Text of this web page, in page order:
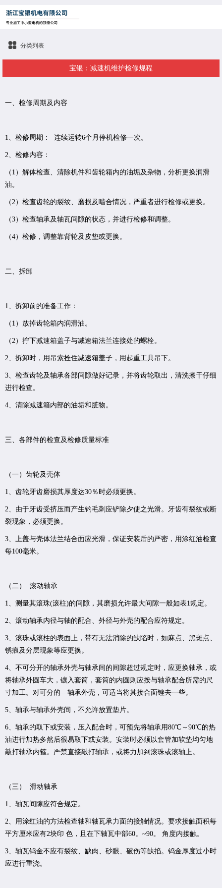
分类列表
宝银：减速机维护检修规程
一、检修周期及内容
1、检修周期： 连续运转6个月停机检修一次。
2、检修内容：
（1）解体检查、清除机件和齿轮箱内的油垢及杂物，分析更换润滑
油。
（2）检查齿轮的裂纹、磨损及啮合情况，严重者进行检修或更换。
（3）检查轴承及轴瓦间隙的状态，并进行检修和调整。
（4）检修，调整靠背轮及皮垫或更换。
二、拆卸
1、拆卸前的准备工作：
（1）放掉齿轮箱内润滑油。
（2）拧下减速箱盖子与减速箱法兰连接处的螺栓。
2、拆卸时，用吊索拴住减速箱盖子，用起重工具吊下。
3、检查齿轮及轴承各部间隙做好记录，并将齿轮取出，清洗擦干仔细
进行检查。
4、清除减速箱内部的油垢和脏物。
三、各部件的检查及检修质量标准
（一）齿轮及壳体
1、齿轮牙齿磨损其厚度达30％时必须更换。
2、由于牙齿受挤压而产生钓毛刺应铲除夕使之光滑。牙齿有裂纹或断
裂现象，必须更换。
3、上盖与壳体法兰结合面应光滑，保证安装后的严密，用涂红油检查
每100毫米。
（二） 滚动轴承
1、测量其滚珠(滚柱)的间隙，其磨损允许最大间隙一般如表1规定。
2、滚动轴承内径与轴的配合、外径与外壳的配合应符规定。
3、滚珠或滚柱的表面上，带有无法消除的缺陷时，如麻点、黑斑点、
锈痕及分层现象等应更换。
4、不可分开的轴承外壳与轴承间的间隙超过规定时，应更换轴承，或
将轴承外圆车大，镶入套筒，套筒的内圆则应按与轴承配合所需的尺
寸加工。对可分的—轴承外壳，可适当将其接合面锉去一些。
5、轴承与轴承外壳间，不允许放置垫片。
6、轴承的取下或安装，压入配合时，可预先将轴承用80℃～90℃的热
油进行加热多然后很易取下或安装。安装时必须以套管加软垫均匀地
敲打轴承内箍。严禁直接敲打轴承，或将力加到滚珠或滚轴上。
（三） 滑动轴承
1、轴瓦间隙应符合规定。
2、用涂红油的方法检查轴和轴瓦承力面的接触情况。要求接触面积每
平方厘米应有2块印 色，且在下轴瓦中部60。~90。 角度内接触。
3、轴瓦钨金不应有裂纹、缺肉、砂眼、破伤等缺掐。钨金厚度过小时
应进行重浇。